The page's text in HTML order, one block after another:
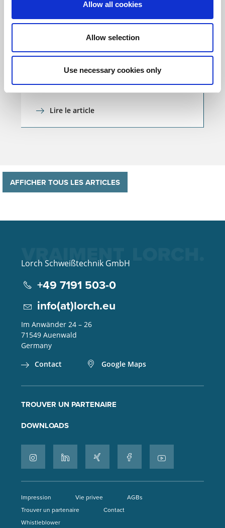
Allow all cookies
Allow selection
Use necessary cookies only
FOIRE
GLOBAL INDUSTRIE, Paris
Lire le article
AFFICHER TOUS LES ARTICLES
Lorch Schweißtechnik GmbH
+49 7191 503-0
info(at)lorch.eu
Im Anwänder 24 – 26
71549 Auenwald
Germany
Contact
Google Maps
TROUVER UN PARTENAIRE
DOWNLOADS
Impression Vie privee
AGBs
Trouver un partenaire
Contact
Whistleblower